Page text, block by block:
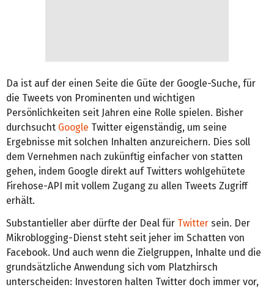
Da ist auf der einen Seite die Güte der Google-Suche, für
die Tweets von Prominenten und wichtigen
Persönlichkeiten seit Jahren eine Rolle spielen. Bisher
durchsucht Google Twitter eigenständig, um seine
Ergebnisse mit solchen Inhalten anzureichern. Dies soll
dem Vernehmen nach zukünftig einfacher von statten
gehen, indem Google direkt auf Twitters wohlgehütete
Firehose-API mit vollem Zugang zu allen Tweets Zugriff
erhält.
Substantieller aber dürfte der Deal für Twitter sein. Der
Mikroblogging-Dienst steht seit jeher im Schatten von
Facebook. Und auch wenn die Zielgruppen, Inhalte und die
grundsätzliche Anwendung sich vom Platzhirsch
unterscheiden: Investoren halten Twitter doch immer vor,